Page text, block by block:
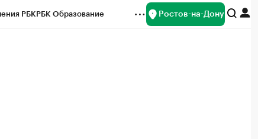
РБКРБК Образование Ростов-на-Дону